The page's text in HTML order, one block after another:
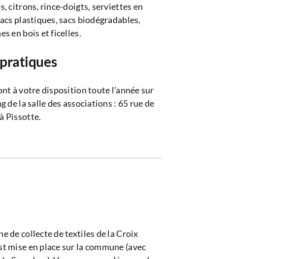
citrons, rince-doigts, serviettes en
plastiques, sacs biodégradables,
en bois et ficelles.
à votre disposition toute l’année sur
de la salle des associations : 65 rue de
Pissotte.
de collecte de textiles de la Croix
mise en place sur la commune (avec